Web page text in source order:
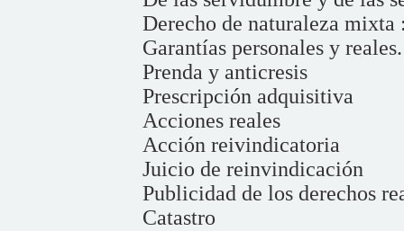
Derecho de naturaleza
Garantías personales y
Prenda y anticresis
Prescripción adquisitiva
Acciones reales
Acción reivindicatoria
Juicio de reinvindicación
Publicidad de los derechos
Catastro